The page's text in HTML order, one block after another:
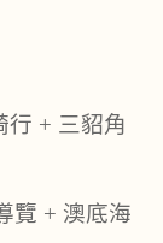
行 + 三貂角
覽 + 澳底海